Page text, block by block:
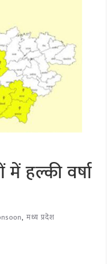
हल्की वर्षा
, मध्य प्रदेश